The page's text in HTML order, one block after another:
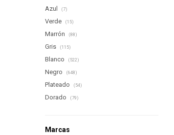
Azul (7)
Verde (15)
Marrón (88)
Gris (115)
Blanco (522)
Negro (648)
Plateado (54)
Dorado (79)
Marcas